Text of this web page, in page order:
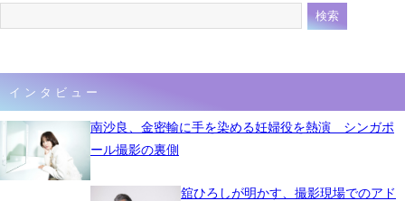
インタビュー
南沙良、金密輸に手を染める妊婦役を熱演 シンガポ
ール撮影の裏側
舘ひろしが明かす、撮影現場でのアド